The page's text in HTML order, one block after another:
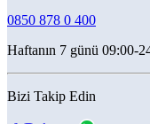
0850 878 0 400
Haftanın 7 günü 09:00-
Bizi Takip Edin